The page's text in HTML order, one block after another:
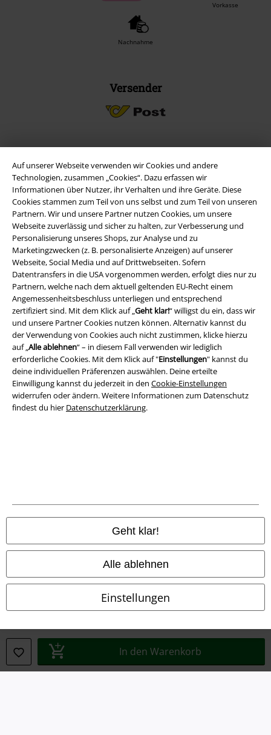
Auf unserer Webseite verwenden wir Cookies und andere
Technologien, zusammen „Cookies“. Dazu erfassen wir
Informationen über Nutzer, ihr Verhalten und ihre Geräte. Diese
Cookies stammen zum Teil von uns selbst und zum Teil von unseren
Partnern. Wir und unsere Partner nutzen Cookies, um unsere
Webseite zuverlässig und sicher zu halten, zur Verbesserung und
Personalisierung unseres Shops, zur Analyse und zu
Marketingzwecken (z. B. personalisierte Anzeigen) auf unserer
Webseite, Social Media und auf Drittwebseiten. Sofern
Datentransfers in die USA vorgenommen werden, erfolgt dies nur zu
Partnern, welche nach dem aktuell geltenden EU-Recht einem
Angemessenheitsbeschluss unterliegen und entsprechend
zertifiziert sind. Mit dem Klick auf „Geht klar!“ willigst du ein, dass wir
und unsere Partner Cookies nutzen können. Alternativ kannst du
der Verwendung von Cookies auch nicht zustimmen, klicke hierzu
auf „Alle ablehnen“ – in diesem Fall verwenden wir lediglich
erforderliche Cookies. Mit dem Klick auf "Einstellungen" kannst du
deine individuellen Präferenzen auswählen. Deine erteilte
Einwilligung kannst du jederzeit in den Cookie-Einstellungen
widerrufen oder ändern. Weitere Informationen zum Datenschutz
findest du hier Datenschutzerklärung.
Geht klar!
Alle ablehnen
Einstellungen
In den Warenkorb
Vorkasse
Nachnahme
Versender
EMP App
Lade dir jetzt kostenlos unsere neue EMP App runter und genieße
die vielen neuen Funktionen und Vorteile!
A Warner Music Group Company
Datenschutz
Entsorgung und Umweltschutz
Information zur Barrierefreiheit
Cookie-Einstellungen
Vertrag widerrufen